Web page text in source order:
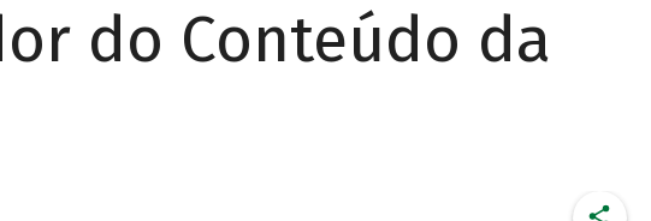
do Conteúdo da